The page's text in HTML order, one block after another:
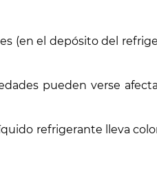
(en el depósito del
pueden verse
refrigerante lleva